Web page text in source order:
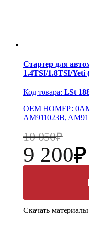
Стартер для
1.4TSI/1.8TSI/Yeti
Код товара: LSt
OEM НОМЕР:
AM911023B,
10 050
9 200
Скачать материалы